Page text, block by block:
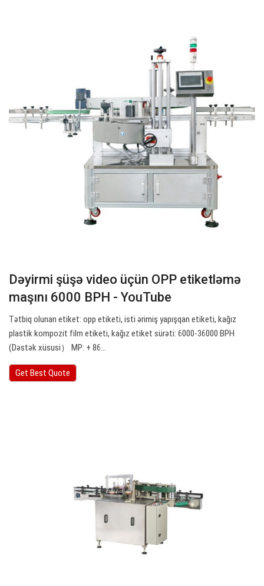
Dəyirmi şüşə video üçün OPP etiketləmə
maşını 6000 BPH - YouTube
Tətbiq olunan etiket: opp etiketi, isti ərimiş yapışqan etiketi, kağız
plastik kompozit film etiketi, kağız etiket sürəti: 6000-36000 BPH
(Dəstək xüsusi） MP: + 86…
Get Best Quote